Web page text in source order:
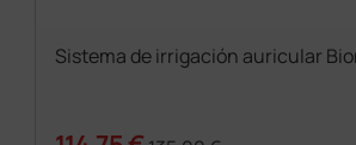
Sistema de irrigación auricular